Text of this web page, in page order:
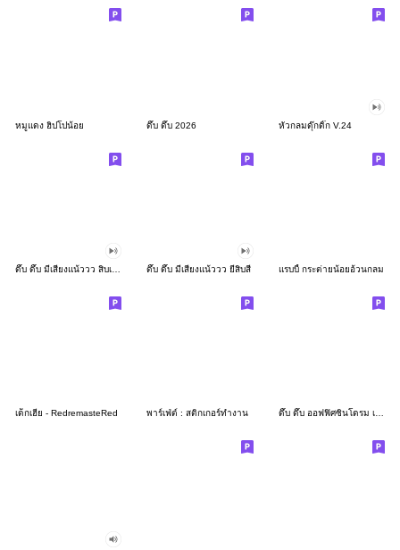
หมูแดง ฮิปโปน้อย ดึ๊บ ดึ๊บ 2026 หัวกลมดุ๊กดิ๊ก V.24
ดึ๊บ ดึ๊บ มีเสียงแน้ววว ยี่สิบสี่ แรบบี้ กระต่ายน้อยอ้วนกลม
เด็กเฮีย - RedremasteRed พาร์เฟ่ต์ : สติกเกอร์ทำงาน ดึ๊บ ดึ๊บ ออฟฟิศซินโดรม เจ็ด